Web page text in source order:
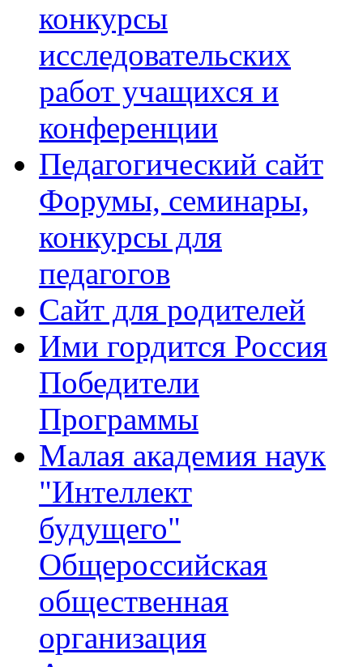
конкурсы
исследовательских
работ учащихся и
конференции
Педагогический сайт
Форумы, семинары,
конкурсы для
педагогов
Сайт для родителей
Ими гордится Россия
Победители
Программы
Малая академия наук
"Интеллект
будущего"
Общероссийская
общественная
организация